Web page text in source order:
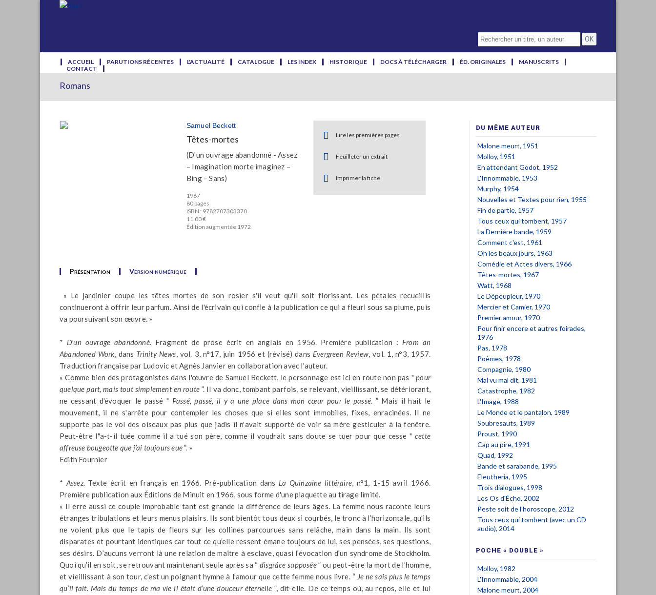
ACCUEIL PARUTIONS RÉCENTES L'ACTUALITÉ CATALOGUE LES INDEX HISTORIQUE DOCS À TÉLÉCHARGER ÉD. ORIGINALES
MANUSCRITS
CONTACT
Romans
Samuel Beckett
Têtes-mortes
(D'un ouvrage abandonné - Assez
– Imagination morte imaginez –
Bing – Sans)
1967
80 pages
ISBN : 9782707303370
11.00 €
Édition augmentée 1972
Lire les premières pages
Feuilleter un extrait
Imprimer la fiche
Présentation Version numérique
« Le jardinier coupe les têtes mortes de son rosier s'il veut qu'il soit florissant. Les pétales recueillis
continueront à offrir leur parfum. Ainsi de l'écrivain qui confie à la publication ce qui a fleuri sous sa plume, puis
va poursuivant son œuvre. »
* D'un ouvrage abandonné. Fragment de prose écrit en anglais en 1956. Première publication : From an
Abandoned Work, dans Trinity News, vol. 3, n°17, juin 1956 et (révisé) dans Evergreen Review, vol. 1, n°3, 1957.
Traduction française par Ludovic et Agnès Janvier en collaboration avec l'auteur.
« Comme bien des protagonistes dans l'œuvre de Samuel Beckett, le personnage est ici en route non pas "pour
quelque part, mais tout simplement en route”. Il va donc, tombant parfois, se relevant, vieillissant, se détériorant,
ne cessant d'évoquer le passé " Passé, passé, il y a une place dans mon cœur pour le passé. ” Mais il hait le
mouvement, il ne s'arrête pour contempler les choses que si elles sont immobiles, fixes, enracinées. Il ne
supporte pas le vol des oiseaux pas plus que jadis il n'avait supporté de voir sa mère gesticuler à la fenêtre.
Peut-être l"a-t-il tuée comme il a tué son père, comme il voudrait sans doute se tuer pour que cesse " cette
affreuse bougeotte que j’ai toujours eue”. »
Edith Fournier
* Assez. Texte écrit en français en 1966. Pré-publication dans La Quinzaine littéraire, n°1, 1-15 avril 1966.
Première publication aux Éditions de Minuit en 1966, sous forme d'une plaquette au tirage limité.
« Il erre aussi ce couple improbable tant est grande la différence de leurs âges. La femme nous raconte leurs
étranges tribulations et leurs menus plaisirs. Ils sont bientôt tous deux si courbés, le tronc à l’horizontale, qu’ils
ne voient plus que le tapis de fleurs sur les collines parcourues sans relâche, main dans la main. Ils sont
disparates et pourtant identiques car tout ce qu’elle ressent émane toujours de lui, ses pensées, ses questions,
ses désirs. D’aucuns verront là une relation de maître à esclave, quasi l’évocation d’un syndrome de Stockholm.
Quoi qu’il en soit, se retrouvant maintenant seule après sa “ disgrâce supposée” ou peut-être la mort de l’homme,
et vieillissant à son tour, c’est un poignant hymne à l’amour que cette femme nous livre. “ Je ne sais plus le temps
qu’il fait. Mais du temps de ma vie il était d’une douceur éternelle ”, dit-elle. De ce temps où, au repos, elle et lui
DU MÊME AUTEUR
Malone meurt, 1951
Molloy, 1951
En attendant Godot, 1952
L'Innommable, 1953
Murphy, 1954
Nouvelles et Textes pour rien, 1955
Fin de partie, 1957
Tous ceux qui tombent, 1957
La Dernière bande, 1959
Comment c'est, 1961
Oh les beaux jours, 1963
Comédie et Actes divers, 1966
Têtes-mortes, 1967
Watt, 1968
Le Dépeupleur, 1970
Mercier et Camier, 1970
Premier amour, 1970
Pour finir encore et autres foirades,
1976
Pas, 1978
Poèmes, 1978
Compagnie, 1980
Mal vu mal dit, 1981
Catastrophe, 1982
L'Image, 1988
Le Monde et le pantalon, 1989
Soubresauts, 1989
Proust, 1990
Cap au pire, 1991
Quad, 1992
Bande et sarabande, 1995
Eleutheria, 1995
Trois dialogues, 1998
Les Os d'Écho, 2002
Peste soit de l'horoscope, 2012
Tous ceux qui tombent (avec un CD
audio), 2014
POCHE « DOUBLE »
Molloy, 1982
L'Innommable, 2004
Malone meurt, 2004